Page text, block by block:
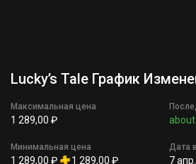
Lucky’s Tale График
Максимальная цена
1 289,00 ₽
Минимальная цена
1 289,00 ₽ 1 289,00 ₽
Дата
7